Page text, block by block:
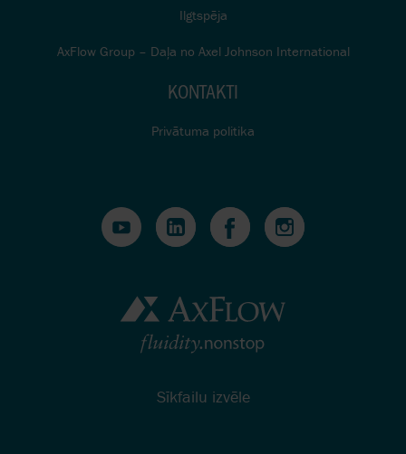
Ilgtspēja
AxFlow Group – Daļa no Axel Johnson International
KONTAKTI
Privātuma politika
Sīkfailu izvēle